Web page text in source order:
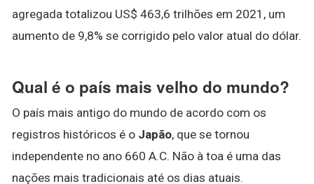
agregada totalizou US$ 463,6 trilhões em 2021, um
aumento de 9,8% se corrigido pelo valor atual do dólar.
Qual é o país mais velho do mundo?
O país mais antigo do mundo de acordo com os
registros históricos é o Japão, que se tornou
independente no ano 660 A.C. Não à toa é uma das
nações mais tradicionais até os dias atuais.